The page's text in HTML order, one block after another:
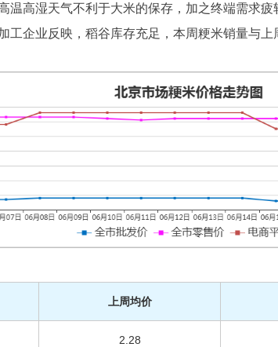
温高湿天气不利于大米的保存，加之终端需求
工企业反映，稻谷库存充足，本周粳米销量与上
上周均价
2.28